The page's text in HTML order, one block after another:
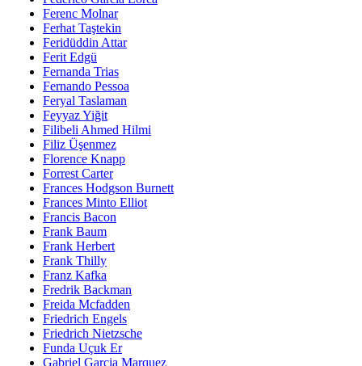
Ferenc Molnar
Ferhat Taştekin
Feridüddin Attar
Ferit Edgü
Fernanda Trias
Fernando Pessoa
Feryal Taslaman
Feyyaz Yiğit
Filibeli Ahmed Hilmi
Filiz Üşenmez
Florence Knapp
Forrest Carter
Frances Hodgson Burnett
Frances Minto Elliot
Francis Bacon
Frank Baum
Frank Herbert
Frank Thilly
Franz Kafka
Fredrik Backman
Freida Mcfadden
Friedrich Engels
Friedrich Nietzsche
Funda Uçuk Er
Gabriel Garcia Marquez